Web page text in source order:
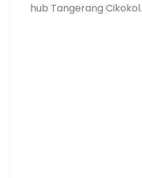
hub Tangerang Cikokol.